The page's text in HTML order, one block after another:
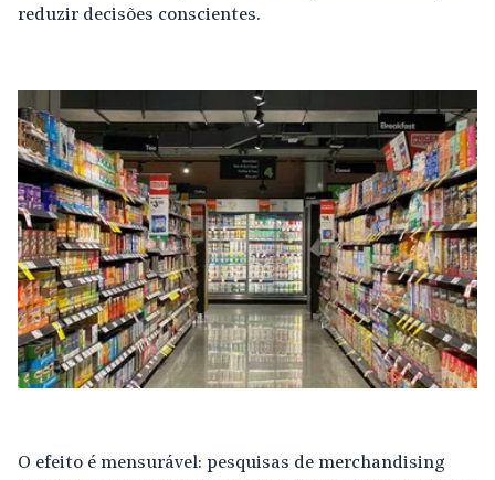
reduzir decisões conscientes.
O efeito é mensurável: pesquisas de merchandising